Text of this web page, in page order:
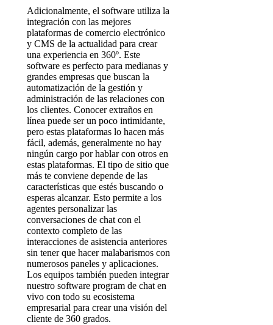
Adicionalmente, el software utiliza la
integración con las mejores
plataformas de comercio electrónico
y CMS de la actualidad para crear
una experiencia en 360º. Este
software es perfecto para medianas y
grandes empresas que buscan la
automatización de la gestión y
administración de las relaciones con
los clientes. Conocer extraños en
línea puede ser un poco intimidante,
pero estas plataformas lo hacen más
fácil, además, generalmente no hay
ningún cargo por hablar con otros en
estas plataformas. El tipo de sitio que
más te conviene depende de las
características que estés buscando o
esperas alcanzar. Esto permite a los
agentes personalizar las
conversaciones de chat con el
contexto completo de las
interacciones de asistencia anteriores
sin tener que hacer malabarismos con
numerosos paneles y aplicaciones.
Los equipos también pueden integrar
nuestro software program de chat en
vivo con todo su ecosistema
empresarial para crear una visión del
cliente de 360 grados.